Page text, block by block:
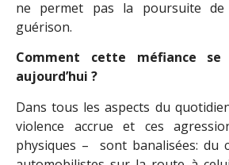
ne permet pas la poursuite de
guérison.
Comment cette méfiance se
aujourd’hui ?
Dans tous les aspects du
violence accrue et ces
physiques – sont banalisées: du